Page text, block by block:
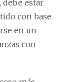
debe estar
con base
en un
con